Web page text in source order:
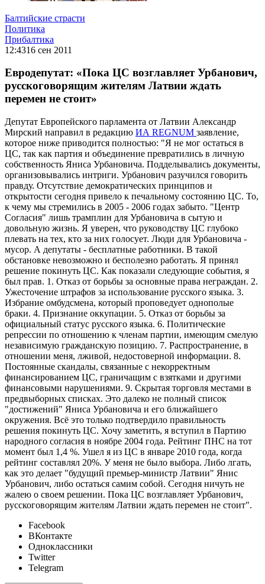
Балтийские страсти
Политика
Прибалтика
12:4316 сен 2011
Евродепутат: «Пока ЦС возглавляет Урбанович,
русскоговорящим жителям Латвии ждать
перемен не стоит»
Депутат Европейского парламента от Латвии Александр
Мирский направил в редакцию ИА REGNUM заявление,
которое ниже приводится полностью: "Я не мог остаться в
ЦС, так как партия и объединение превратились в личную
собственность Яниса Урбановича. Подделывались документы,
организовывались интриги. Урбанович разучился говорить
правду. Отсутствие демократических принципов и
открытости сегодня привело к печальному состоянию ЦС. То,
к чему мы стремились в 2005 - 2006 годах забыто. "Центр
Согласия" лишь трамплин для Урбановича в сытую и
довольную жизнь. Я уверен, что руководству ЦС глубоко
плевать на тех, кто за них голосует. Люди для Урбановича -
мусор. А депутаты - бесплатные работники. В такой
обстановке невозможно и бесполезно работать. Я принял
решение покинуть ЦС. Как показали следующие события, я
был прав. 1. Отказ от борьбы за основные права неграждан. 2.
Ужесточение штрафов за использование русского языка. 3.
Избрание омбудсмена, который проповедует однополые
браки. 4. Признание оккупации. 5. Отказ от борьбы за
официальный статус русского языка. 6. Политические
репрессии по отношению к членам партии, имеющим смелую
независимую гражданскую позицию. 7. Распространение, в
отношении меня, лживой, недостоверной информации. 8.
Постоянные скандалы, связанные с некорректным
финансированием ЦС, граничащим с взятками и другими
финансовыми нарушениями. 9. Скрытая торговля местами в
предвыборных списках. Это далеко не полный список
"достижений" Яниса Урбановича и его ближайшего
окружения. Всё это только подтвердило правильность
решения покинуть ЦС. Хочу заметить, я вступил в Партию
народного согласия в ноябре 2004 года. Рейтинг ПНС на тот
момент был 1,4 %. Ушел я из ЦС в январе 2010 года, когда
рейтинг составлял 20%. У меня не было выбора. Либо лгать,
как это делает "будущий премьер-министр Латвии" Янис
Урбанович, либо остаться самим собой. Сегодня ничуть не
жалею о своем решении. Пока ЦС возглавляет Урбанович,
русскоговорящим жителям Латвии ждать перемен не стоит".
Facebook
ВКонтакте
Одноклассники
Twitter
Telegram